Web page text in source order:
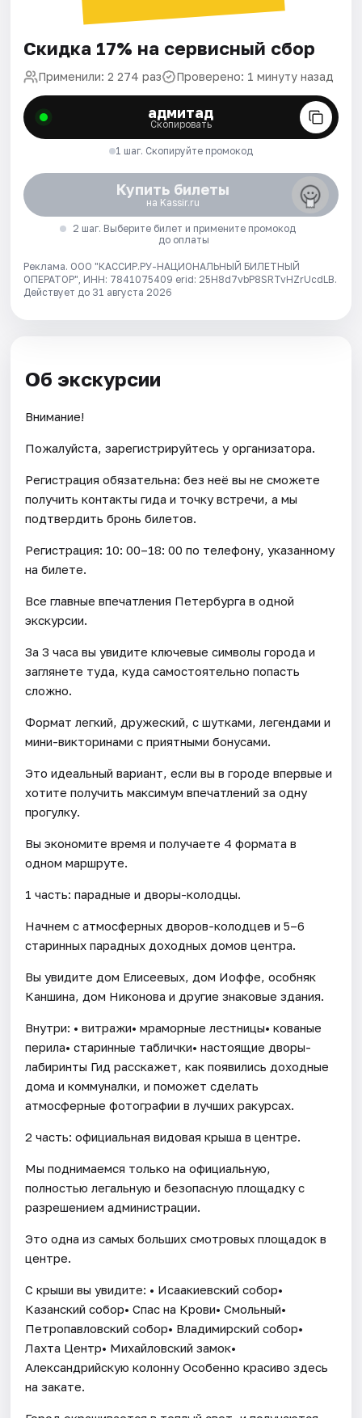
Скидка 17% на сервисный сбор
Применили: 2 274 раз Проверено: 1 минуту назад
адмитад
Скопировать
1 шаг. Скопируйте промокод
Купить билеты
на Kassir.ru
2 шаг. Выберите билет и примените промокод
до оплаты
Реклама. ООО "КАССИР.РУ-НАЦИОНАЛЬНЫЙ БИЛЕТНЫЙ
ОПЕРАТОР", ИНН: 7841075409 erid: 25H8d7vbP8SRTvHZrUcdLB.
Действует до 31 августа 2026
Об экскурсии
Внимание!
Пожалуйста, зарегистрируйтесь у организатора.
Регистрация обязательна: без неё вы не сможете
получить контакты гида и точку встречи, а мы
подтвердить бронь билетов.
Регистрация: 10: 00–18: 00 по телефону, указанному
на билете.
Все главные впечатления Петербурга в одной
экскурсии.
За 3 часа вы увидите ключевые символы города и
заглянете туда, куда самостоятельно попасть
сложно.
Формат легкий, дружеский, с шутками, легендами и
мини-викторинами с приятными бонусами.
Это идеальный вариант, если вы в городе впервые и
хотите получить максимум впечатлений за одну
прогулку.
Вы экономите время и получаете 4 формата в
одном маршруте.
1 часть: парадные и дворы-колодцы.
Начнем с атмосферных дворов-колодцев и 5–6
старинных парадных доходных домов центра.
Вы увидите дом Елисеевых, дом Иоффе, особняк
Каншина, дом Никонова и другие знаковые здания.
Внутри: • витражи• мраморные лестницы• кованые
перила• старинные таблички• настоящие дворы-
лабиринты Гид расскажет, как появились доходные
дома и коммуналки, и поможет сделать
атмосферные фотографии в лучших ракурсах.
2 часть: официальная видовая крыша в центре.
Мы поднимаемся только на официальную,
полностью легальную и безопасную площадку с
разрешением администрации.
Это одна из самых больших смотровых площадок в
центре.
С крыши вы увидите: • Исаакиевский собор•
Казанский собор• Спас на Крови• Смольный•
Петропавловский собор• Владимирский собор•
Лахта Центр• Михайловский замок•
Александрийскую колонну Особенно красиво здесь
на закате.